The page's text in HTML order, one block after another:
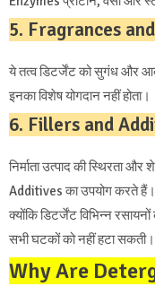
5. Fragrances
ये तत्व डिटर्जेंट को सुगंध और
इनका विशेष योगदान नहीं होता।
6. Fillers and
निर्माता उत्पाद की स्थिरता
Additives का उपयोग करते हैं।
क्योंकि डिटर्जेंट विभिन्न
सभी घटकों को नहीं हटा सकती।
Why Are